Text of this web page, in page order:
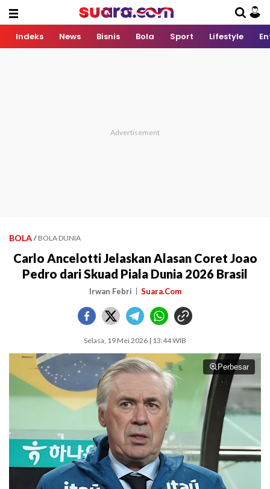
Indeks News Bisnis Bola Sport Lifestyle
BOLA / BOLA DUNIA
Carlo Ancelotti Jelaskan Alasan Coret Joao
Pedro dari Skuad Piala Dunia 2026 Brasil
Irwan Febri Suara.Com
Selasa, 19 Mei 2026 | 13:44 WIB
Perbesar